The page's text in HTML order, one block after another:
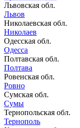
Львовская обл.
Львов
Николаевская обл.
Николаев
Одесская обл.
Одесса
Полтавская обл.
Полтава
Ровенская обл.
Ровно
Сумская обл.
Сумы
Тернопольская обл.
Тернополь